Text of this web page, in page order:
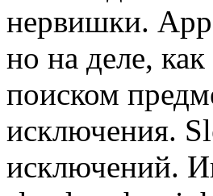
нервишки.
но на деле,
поиском
исключения.
исключений.